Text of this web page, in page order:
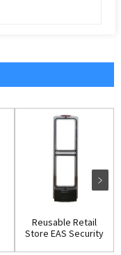
Reusable Retail
Store EAS Security